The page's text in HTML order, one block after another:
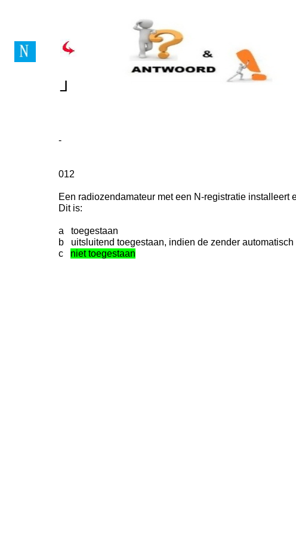
┘
Vragenboek Novice Licence
┘
-
012
Een radiozendamateur met een N-registratie
Dit is:
a toegestaan
b uitsluitend toegestaan, indien de zender
c niet toegestaan